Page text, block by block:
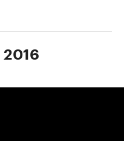
2016